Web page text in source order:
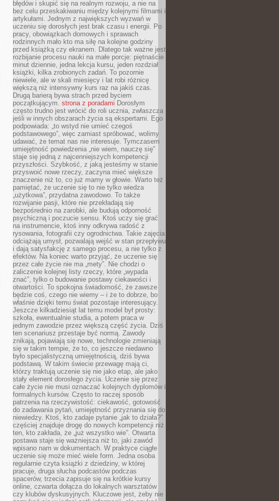
błędów i skupić się na realnym rozwoju, a nie na
bez celu przeskakiwaniu między kolejnymi filmami i
artykułami. Jednym z największych wyzwań w
uczeniu się dorosłych jest brak czasu i energii. Po
pracy, obowiązkach domowych i sprawach
rodzinnych mało kto ma siłę na kolejne godziny
przed książką czy ekranem. Dlatego tak ważne jest
rozbijanie procesu nauki na małe porcje: piętnaście
minut dziennie, jedna lekcja kursu, jeden rozdział
książki, kilka zrobionych zadań. To pozornie
niewiele, ale w skali miesięcy i lat robi różnicę
większą niż intensywny kurs raz na jakiś czas.
Drugą barierą bywa strach przed byciem
początkującym. strona z poradami Dorosłym
często trudno jest wrócić do roli ucznia, zwłaszcza
jeśli w innych obszarach życia są ekspertami. Ego
podpowiada: „to wstyd nie umieć czegoś
podstawowego”, więc zamiast spróbować, wolimy
udawać, że temat nas nie interesuje. Tymczasem
umiejętność powiedzenia „nie wiem, nauczę się”
staje się jedną z najcenniejszych kompetencji
przyszłości. Szybkość, z jaką jesteśmy w stanie
przyswoić nowe rzeczy, zaczyna mieć większe
znaczenie niż to, co już mamy w głowie. Warto też
pamiętać, że uczenie się to nie tylko wiedza
„użytkowa”, przydatna zawodowo. To także
rozwijanie pasji, które nie przekładają się
bezpośrednio na zarobki, ale budują odporność
psychiczną i poczucie sensu. Ktoś uczy się grać
na instrumencie, ktoś inny odkrywa radość z
rysowania, fotografii czy ogrodnictwa. Takie zajęcia
odciążają umysł, pozwalają wejść w stan przepływu
i dają satysfakcję z samego procesu, a nie tylko z
efektów. Na koniec warto przyjąć, że uczenie się
przez całe życie nie ma „mety”. Nie chodzi o
zaliczenie kolejnej listy rzeczy, które „wypada
znać”, tylko o budowanie postawy ciekawości i
otwartości. To spokojna świadomość, że zawsze
będzie coś, czego nie wiemy – i że to dobrze, bo
właśnie dzięki temu świat pozostaje interesujący.
Jeszcze kilkadziesiąt lat temu model był prosty:
szkoła, ewentualnie studia, a potem praca w
jednym zawodzie przez większą część życia. Dziś
ten scenariusz przestaje być normą. Zawody
znikają, pojawiają się nowe, technologie zmieniają
się w takim tempie, że to, co jeszcze niedawno
było specjalistyczną umiejętnością, dziś bywa
podstawą. W takim świecie przewagę mają ci,
którzy traktują uczenie się nie jako etap, ale jako
stały element dorosłego życia. Uczenie się przez
całe życie nie musi oznaczać kolejnych dyplomów i
formalnych kursów. Często to raczej sposób
patrzenia na rzeczywistość: ciekawość, gotowość
do zadawania pytań, umiejętność przyznania się do
niewiedzy. Ktoś, kto zadaje pytanie „jak to działa?”
częściej znajduje drogę do nowych kompetencji niż
ten, kto zakłada, że „już wszystko wie”. Otwarta
postawa staje się ważniejsza niż to, jaki zawód
wpisano nam w dokumentach. W praktyce ciągłe
uczenie się może mieć wiele form. Jedna osoba
regularnie czyta książki z dziedziny, w której
pracuje, druga słucha podcastów podczas
spacerów, trzecia zapisuje się na krótkie kursy
online, czwarta dołącza do lokalnych warsztatów
czy klubów dyskusyjnych. Kluczowe jest, żeby nie